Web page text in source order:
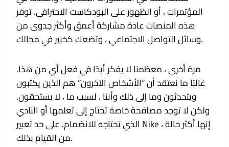
المؤتمرات ، أو الظهور على البودكاست الاحترافي. توفر
هذه المنصات عادة مشاركة أعمق وأكثر جدوى من
وسائل التواصل الاجتماعي ، وتضعك كخبير في مجالك.
مرة أخرى ، معظمنا لا يفكر أبدًا في فعل أي من هذا.
غالبًا ما نعتقد أن “الأشخاص الآخرون” هم الذين يكتبون
ويتحدثون وما إلى ذلك وأننا ، لسبب ما ، لا يستحقون.
ولكن لا توجد مصافحة خاصة تحتاج إلى تعلمها أو النادي
الذي تحتاجه للانضمام. على حد تعبير Nike ، إنها أكثر حالة
من القيام بذلك.